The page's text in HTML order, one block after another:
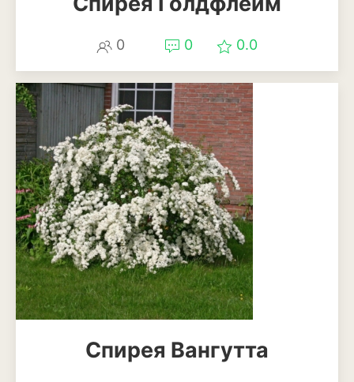
Бузина
Вейгела
Дёрен
Ель
Жимолость
Ива
Кипарисовик
Клен
0 0 0.0
Спирея Вангутта